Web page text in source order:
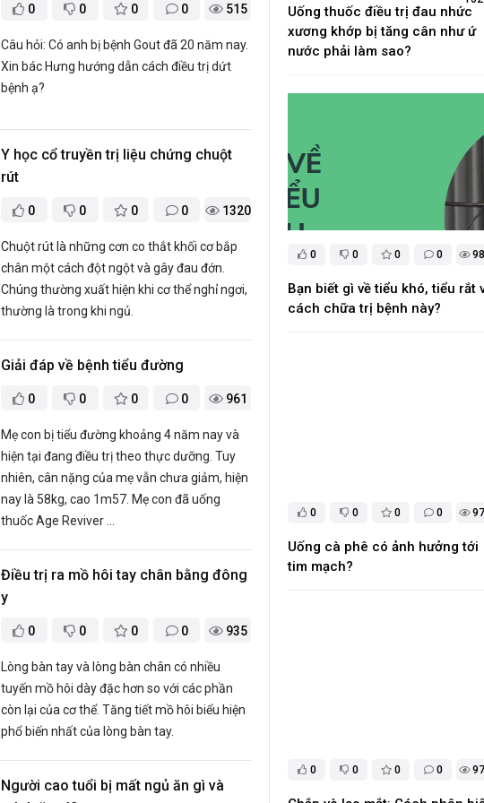
0 0 0 0 515
Câu hỏi: Có anh bị bệnh Gout đã 20 năm nay.
Xin bác Hưng hướng dẫn cách điều trị dứt
bệnh ạ?
Y học cổ truyền trị liệu chứng chuột
rút
0 0 0 0 1320
Chuột rút là những cơn co thắt khối cơ bắp
chân một cách đột ngột và gây đau đớn.
Chúng thường xuất hiện khi cơ thể nghỉ ngơi,
thường là trong khi ngủ.
Giải đáp về bệnh tiểu đường
0 0 0 0 961
Mẹ con bị tiểu đường khoảng 4 năm nay và
hiện tại đang điều trị theo thực dưỡng. Tuy
nhiên, cân nặng của mẹ vẫn chưa giảm, hiện
nay là 58kg, cao 1m57. Mẹ con đã uống
thuốc Age Reviver ...
Điều trị ra mồ hôi tay chân bằng đông
y
0 0 0 0 935
Lòng bàn tay và lòng bàn chân có nhiều
tuyến mồ hôi dày đặc hơn so với các phần
còn lại của cơ thể. Tăng tiết mồ hôi biểu hiện
phổ biến nhất của lòng bàn tay.
Người cao tuổi bị mất ngủ ăn gì và
Uống thuốc điều trị đau nhức
xương khớp bị tăng cân như ứ
nước phải làm sao?
0 0 0 0
Bạn biết gì về tiểu khó, tiểu rắt
cách chữa trị bệnh này?
0 0 0 0
Uống cà phê có ảnh hưởng tới
tim mạch?
0 0 0 0